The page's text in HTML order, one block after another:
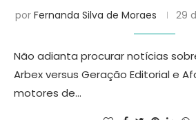
por Fernanda Silva de Moraes 29
Não adianta procurar notícias
Arbex versus Geração Editorial e
motores de…